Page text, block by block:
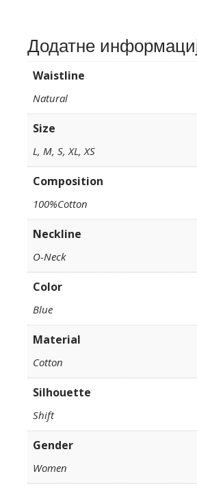
Додатне
Waistline
Natural
Size
L, M, S, XL, XS
Composition
100%Cotton
Neckline
O-Neck
Color
Blue
Material
Cotton
Silhouette
Shift
Gender
Women